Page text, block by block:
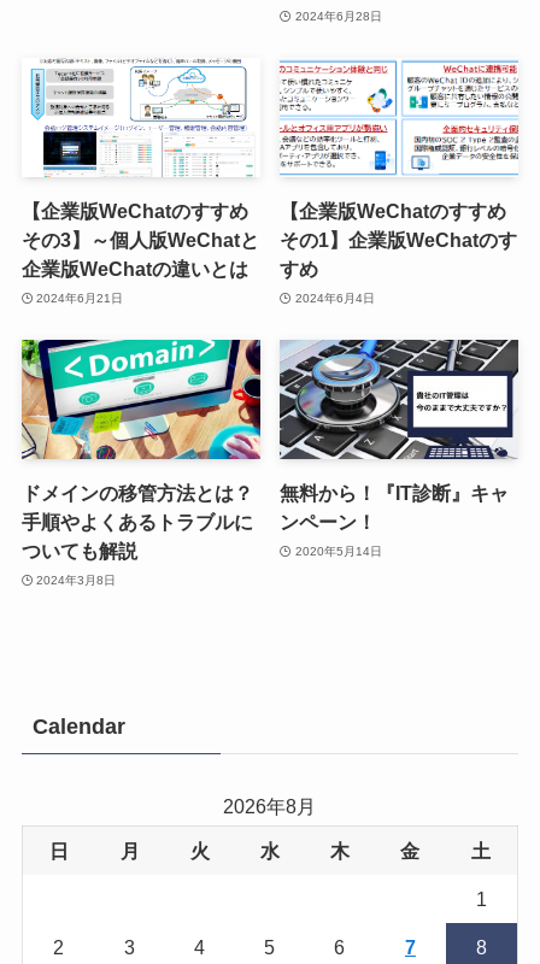
2024年6月28日
【企業版WeChatのすすめ
その3】～個人版WeChatと
企業版WeChatの違いとは
2024年6月21日
【企業版WeChatのすすめ
その1】企業版WeChatのす
すめ
2024年6月4日
ドメインの移管方法とは？
手順やよくあるトラブルに
ついても解説
2024年3月8日
無料から！『IT診断』キャ
ンペーン！
2020年5月14日
Calendar
2026年8月
日 月 火 水 木 金 土
1
2 3 4 5 6 7 8